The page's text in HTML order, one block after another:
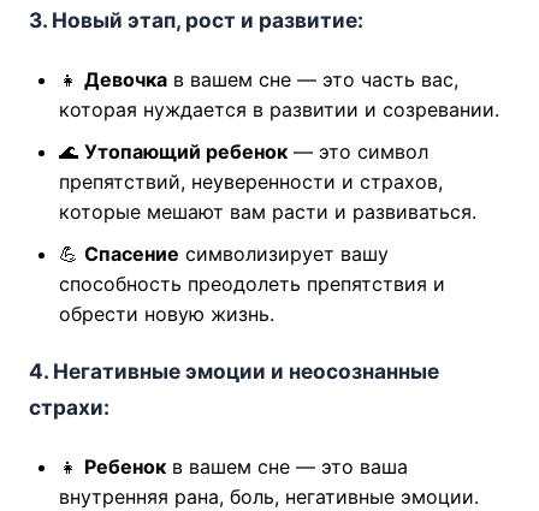
3. Новый этап, рост и развитие:
👧 Девочкав вашем сне — это часть вас,
которая нуждается в развитии и созревании.
🌊 Утопающий ребенок— это символ
препятствий, неуверенности и страхов,
которые мешают вам расти и развиваться.
💪 Спасение символизирует вашу
способность преодолеть препятствия и
обрести новую жизнь.
4. Негативные эмоции и неосознанные
страхи:
👧 Ребенокв вашем сне — это ваша
внутренняя рана, боль, негативные эмоции.